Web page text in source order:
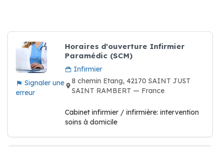
Signaler une
erreur
Horaires d'ouverture Infirmier
Paramédic (SCM)
Infirmier
8 chemin Etang, 42170 SAINT JUST
SAINT RAMBERT — France
Cabinet infirmier / infirmière: intervention
soins à domicile